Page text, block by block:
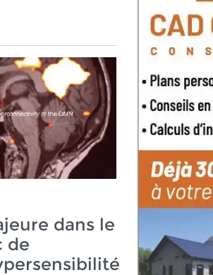
dans le
de